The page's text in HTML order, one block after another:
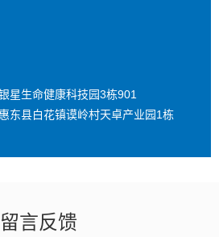
星生命健康科技园3栋901
东县白花镇谟岭村天卓产业园1栋
留言反馈